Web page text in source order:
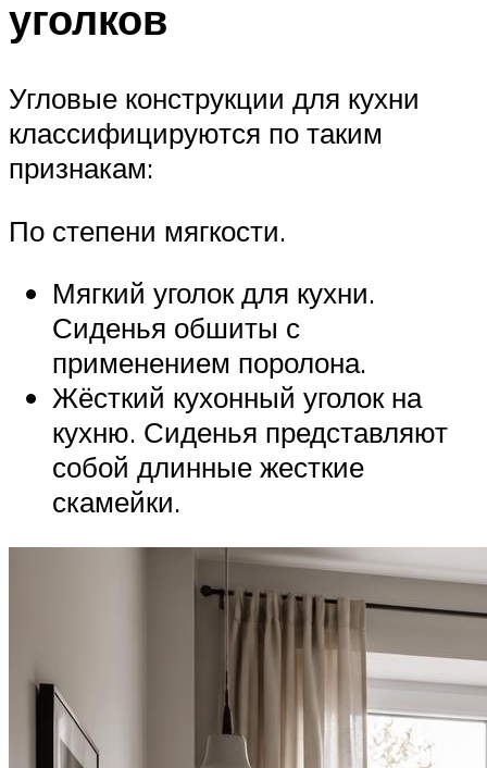
уголков
Угловые конструкции для кухни
классифицируются по таким
признакам:
По степени мягкости.
Мягкий уголок для кухни.
Сиденья обшиты с
применением поролона.
Жёсткий кухонный уголок на
кухню. Сиденья представляют
собой длинные жесткие
скамейки.